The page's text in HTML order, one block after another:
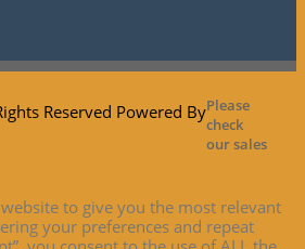
Reserved Powered ByPlease
check
our sales
to give you the most relevant
your preferences and repeat